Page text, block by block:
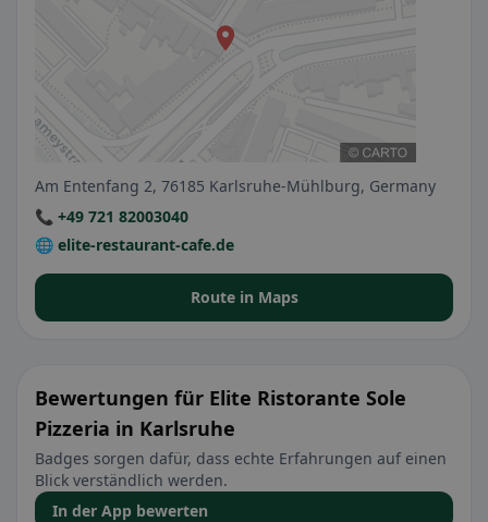
Am Entenfang 2, 76185 Karlsruhe-Mühlburg, Germany
📞 +49 721 82003040
🌐 elite-restaurant-cafe.de
Route in Maps
Bewertungen für Elite Ristorante Sole
Pizzeria in Karlsruhe
Badges sorgen dafür, dass echte Erfahrungen auf einen
Blick verständlich werden.
In der App bewerten